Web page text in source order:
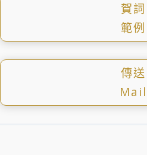
賀詞
範例
傳送
Mail